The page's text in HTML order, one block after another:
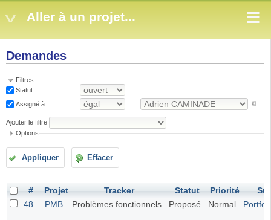
Aller à un projet...
Demandes
Filtres
Statut
Assigné à
Ajouter le filtre
Options
Appliquer Effacer
# Projet Tracker Statut Priorité
48
PMB Problèmes fonctionnels Proposé Normal